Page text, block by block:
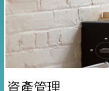
資產管理